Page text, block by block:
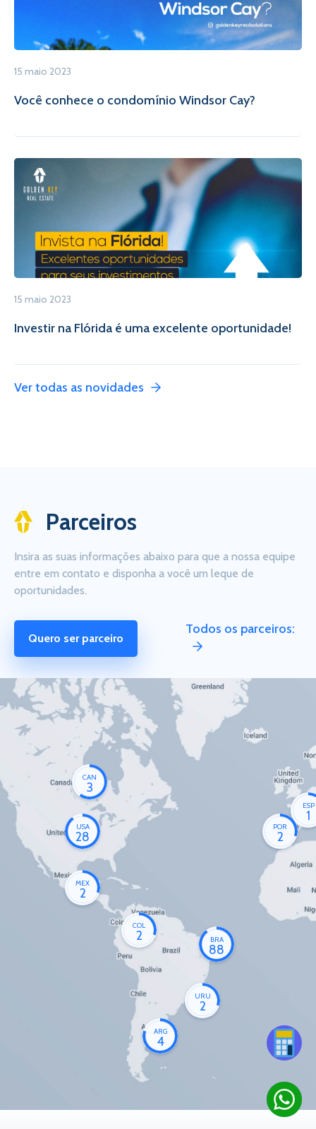
15 maio 2023
Você conhece o condomínio Windsor Cay?
15 maio 2023
Investir na Flórida é uma excelente oportunidade!
Ver todas as novidades
Parceiros
Insira as suas informações abaixo para que a nossa equipe
entre em contato e disponha a você um leque de
oportunidades.
Quero ser parceiro
Todos os parceiros:
CAN
3
USA
28
MEX
2
COL
2 BRA
88
URU
2
ARG
4
POR
2
ESP
1